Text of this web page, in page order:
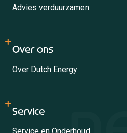
Advies verduurzamen
Over ons
Over Dutch Energy
Service